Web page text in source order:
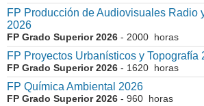
FP Producción de Audiovisuales Radio
2026
FP Grado Superior 2026 - 2000 horas
FP Proyectos Urbanísticos y Topografía
FP Grado Superior 2026 - 1620 horas
FP Química Ambiental 2026
FP Grado Superior 2026 - 960 horas